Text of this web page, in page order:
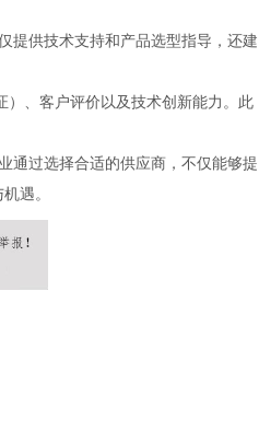
提供技术支持和产品选型指导，还建
）、客户评价以及技术创新能力。此
通过选择合适的供应商，不仅能够提
遇。